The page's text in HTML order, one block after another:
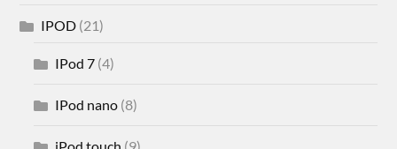
IPOD (21)
IPod 7 (4)
IPod nano (8)